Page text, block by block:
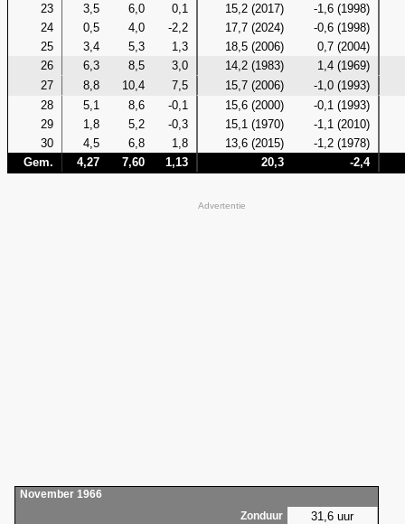
23
3,5 6,0 0,1 15,2 (2017)
-1,6 (1998)
24
0,5 4,0 -2,2 17,7 (2024)
-0,6 (1998)
25
3,4 5,3 1,3 18,5 (2006)
0,7 (2004)
26
6,3 8,5 3,0 14,2 (1983)
1,4 (1969)
27
8,8 10,4 7,5 15,7 (2006)
-1,0 (1993)
28
5,1 8,6 -0,1 15,6 (2000)
-0,1 (1993)
29
1,8 5,2 -0,3 15,1 (1970)
-1,1 (2010)
30
4,5 6,8 1,8 13,6 (2015)
-1,2 (1978)
Gem.
4,27 7,60 1,13 20,3 -2,4
Advertentie
November 1966
Zonduur
31,6 uur